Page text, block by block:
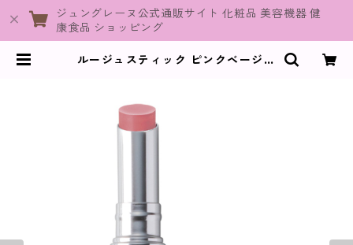
ジュングレーヌ公式通販サイト 化粧品 美容機器 健
康食品 ショッピング
ルージュスティック ピンクベージュ